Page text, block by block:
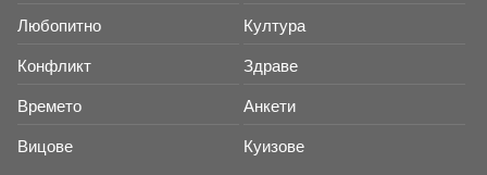
Любопитно Култура
Конфликт Здраве
Времето Анкети
Вицове Куизове